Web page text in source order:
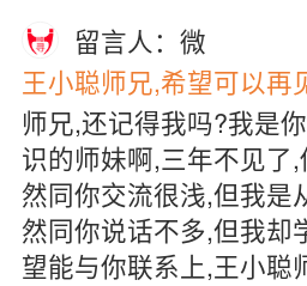
留言人：微
王小聪师兄,希望可以再
师兄,还记得我吗?我是
识的师妹啊,三年不见了
然同你交流很浅,但我是
然同你说话不多,但我却
望能与你联系上,王小聪